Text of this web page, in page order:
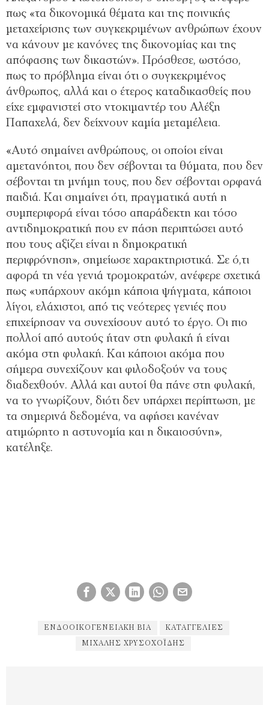
πως «τα δικονομικά θέματα και της ποινικής
μεταχείρισης των συγκεκριμένων ανθρώπων έχουν
να κάνουν με κανόνες της δικονομίας και της
απόφασης των δικαστών». Πρόσθεσε, ωστόσο,
πως το πρόβλημα είναι ότι ο συγκεκριμένος
άνθρωπος, αλλά και ο έτερος καταδικασθείς που
είχε εμφανιστεί στο ντοκιμαντέρ του Αλέξη
Παπαχελά, δεν δείχνουν καμία μεταμέλεια.
«Αυτό σημαίνει ανθρώπους, οι οποίοι είναι
αμετανόητοι, που δεν σέβονται τα θύματα, που δεν
σέβονται τη μνήμη τους, που δεν σέβονται ορφανά
παιδιά. Και σημαίνει ότι, πραγματικά αυτή η
συμπεριφορά είναι τόσο απαράδεκτη και τόσο
αντιδημοκρατική που εν πάση περιπτώσει αυτό
που τους αξίζει είναι η δημοκρατική
περιφρόνηση», σημείωσε χαρακτηριστικά. Σε ό,τι
αφορά τη νέα γενιά τρομοκρατών, ανέφερε σχετικά
πως «υπάρχουν ακόμη κάποια ψήγματα, κάποιοι
λίγοι, ελάχιστοι, από τις νεότερες γενιές που
επιχείρησαν να συνεχίσουν αυτό το έργο. Οι πιο
πολλοί από αυτούς ήταν στη φυλακή ή είναι
ακόμα στη φυλακή. Και κάποιοι ακόμα που
σήμερα συνεχίζουν και φιλοδοξούν να τους
διαδεχθούν. Αλλά και αυτοί θα πάνε στη φυλακή,
να το γνωρίζουν, διότι δεν υπάρχει περίπτωση, με
τα σημερινά δεδομένα, να αφήσει κανέναν
ατιμώρητο η αστυνομία και η δικαιοσύνη»,
κατέληξε.
ΕΝΔΟΟΙΚΟΓΕΝΕΙΑΚΉ ΒΊΑ ΚΑΤΑΓΓΕΛΊΕΣ
ΜΙΧΆΛΗΣ ΧΡΥΣΟΧΟΪ́ΔΗΣ